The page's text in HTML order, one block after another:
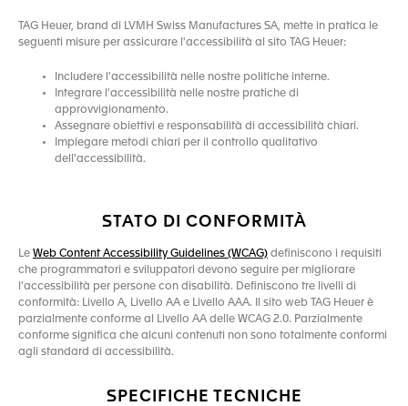
TAG Heuer, brand di LVMH Swiss Manufactures SA, mette in pratica le
seguenti misure per assicurare l'accessibilità al sito TAG Heuer:
Includere l'accessibilità nelle nostre politiche interne.
Integrare l'accessibilità nelle nostre pratiche di
approvvigionamento.
Assegnare obiettivi e responsabilità di accessibilità chiari.
Impiegare metodi chiari per il controllo qualitativo
dell'accessibilità.
STATO DI CONFORMITÀ
Le Web Content Accessibility Guidelines (WCAG) definiscono i requisiti
che programmatori e sviluppatori devono seguire per migliorare
l'accessibilità per persone con disabilità. Definiscono tre livelli di
conformità: Livello A, Livello AA e Livello AAA. Il sito web TAG Heuer è
parzialmente conforme al Livello AA delle WCAG 2.0. Parzialmente
conforme significa che alcuni contenuti non sono totalmente conformi
agli standard di accessibilità.
SPECIFICHE TECNICHE